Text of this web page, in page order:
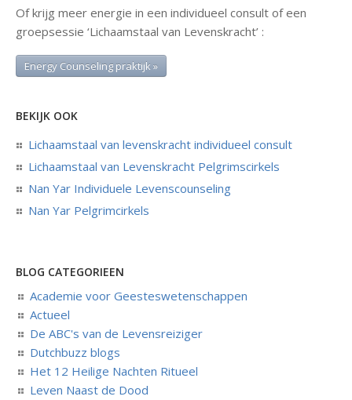
Of krijg meer energie in een individueel consult of een
groepsessie ‘Lichaamstaal van Levenskracht’ :
Energy Counseling praktijk »
BEKIJK OOK
Lichaamstaal van levenskracht individueel consult
Lichaamstaal van Levenskracht Pelgrimscirkels
Nan Yar Individuele Levenscounseling
Nan Yar Pelgrimcirkels
BLOG CATEGORIEEN
Academie voor Geesteswetenschappen
Actueel
De ABC's van de Levensreiziger
Dutchbuzz blogs
Het 12 Heilige Nachten Ritueel
Leven Naast de Dood